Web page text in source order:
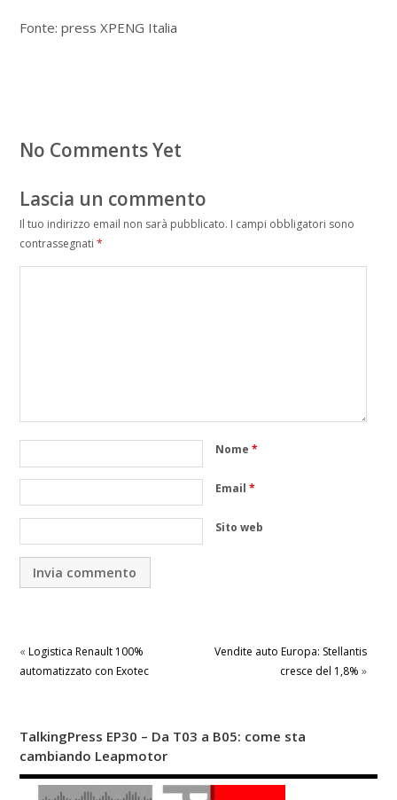
Fonte: press XPENG Italia
No Comments Yet
Lascia un commento
Il tuo indirizzo email non sarà pubblicato. I campi obbligatori sono
contrassegnati *
Nome *
Email *
Sito web
« Logistica Renault 100%
automatizzato con Exotec
Vendite auto Europa: Stellantis
cresce del 1,8% »
TalkingPress EP30 – Da T03 a B05: come sta
cambiando Leapmotor